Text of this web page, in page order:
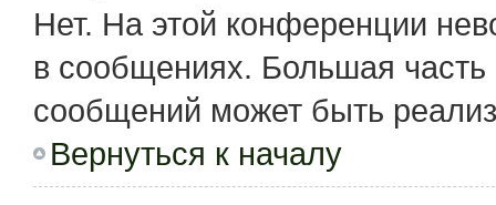
Нет. На этой конференции
в сообщениях. Большая
сообщений может быть
Вернуться к началу